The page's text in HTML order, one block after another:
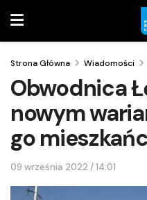
Strona Główna Wiadomości
Obwodnica
nowym
go
09 września 2022 / 14:01